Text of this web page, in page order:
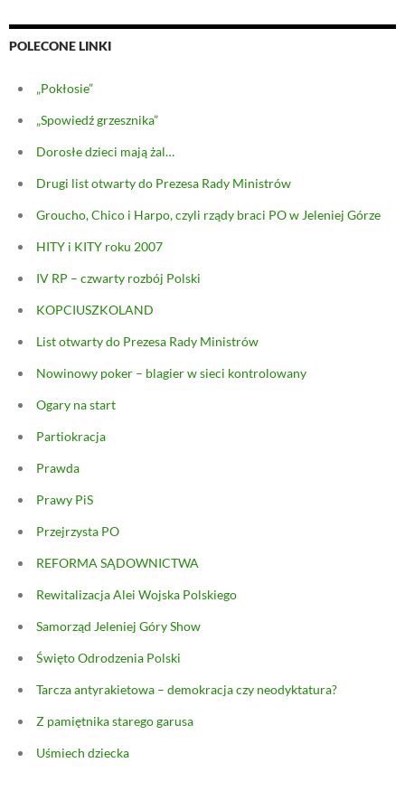
POLECONE LINKI
„Pokłosie”
„Spowiedź grzesznika”
Dorosłe dzieci mają żal…
Drugi list otwarty do Prezesa Rady Ministrów
Groucho, Chico i Harpo, czyli rządy braci PO w Jeleniej Górze
HITY i KITY roku 2007
IV RP – czwarty rozbój Polski
KOPCIUSZKOLAND
List otwarty do Prezesa Rady Ministrów
Nowinowy poker – blagier w sieci kontrolowany
Ogary na start
Partiokracja
Prawda
Prawy PiS
Przejrzysta PO
REFORMA SĄDOWNICTWA
Rewitalizacja Alei Wojska Polskiego
Samorząd Jeleniej Góry Show
Święto Odrodzenia Polski
Tarcza antyrakietowa – demokracja czy neodyktatura?
Z pamiętnika starego garusa
Uśmiech dziecka